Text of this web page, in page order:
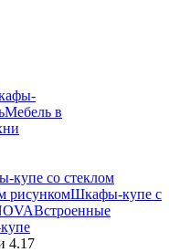
Мебель в
купе со стеклом
рисункомШкафы-купе с
Встроенные
4.17